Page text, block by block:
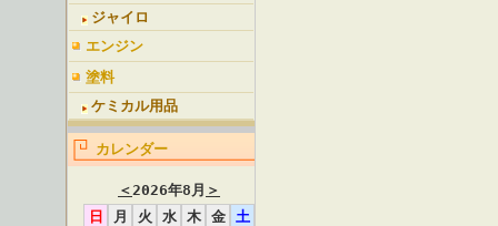
ジャイロ
エンジン
塗料
ケミカル用品
カレンダー
＜2026年8月 ＞
日
月 火 水 木 金
土